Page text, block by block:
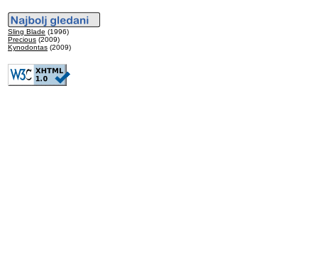
Sling Blade (1996)
Precious (2009)
Kynodontas (2009)